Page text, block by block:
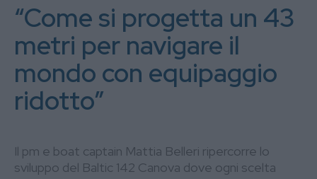
“Come si progetta un 43
metri per navigare il
mondo con equipaggio
ridotto”
Il pm e boat captain Mattia Belleri ripercorre lo
sviluppo del Baltic 142 Canova dove ogni scelta